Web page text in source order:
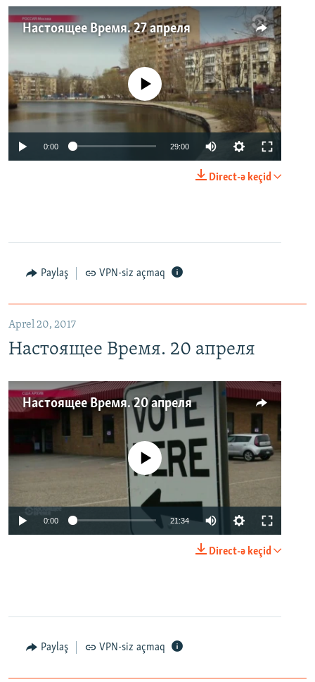
Настоящее Время. 27 апреля
No media source currently available
0:00 29:00
Direct-ə keçid
Paylaş VPN-siz açmaq
Aprel 20, 2017
Настоящее Время. 20 апреля
Настоящее Время. 20 апреля
No media source currently available
0:00 21:34
Direct-ə keçid
Paylaş VPN-siz açmaq